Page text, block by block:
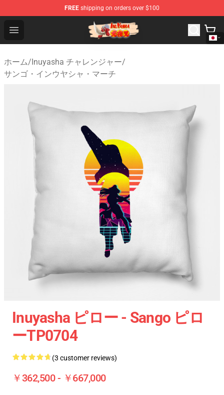
FREE shipping on orders over $100
Open menu
Inuyasha Store - Official Inuyasha Merchandise Shop
ホーム/Inuyasha チャレンジャー/
サンゴ・インウヤシャ・マーチ
Inuyasha ピロー - Sango ピロ
ーTP0704
(3 customer reviews)
￥362,500 - ￥667,000